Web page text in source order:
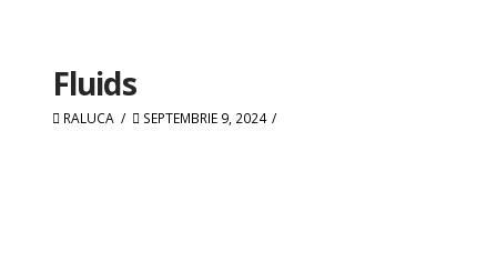
Fluids
RALUCA SEPTEMBRIE 9, 2024